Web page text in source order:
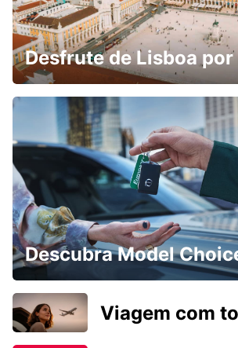
Desfrute de Lisboa por
Descubra Model
Viagem com